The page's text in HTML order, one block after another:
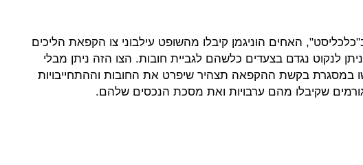
האחים הוניגמן קיבלו מהשופט עילבוני צו הקפאת הליכים
לנקוט נגדם בצעדים כלשהם לגביית חובות. הצו הזה ניתן מבלי
במסגרת בקשת ההקפאה תצהיר שיפרט את החובות וההתחייבויות
שקיבלו מהם ערבויות ואת מסכת הנכסים שלהם.